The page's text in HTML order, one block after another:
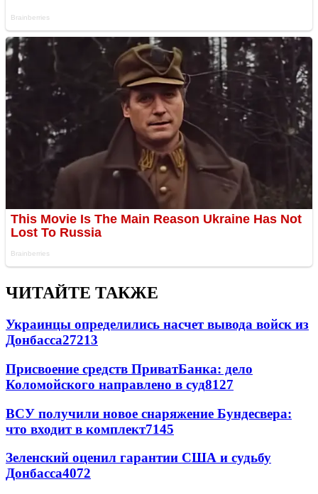
ЧИТАЙТЕ ТАКЖЕ
Украинцы определились насчет вывода войск из
Донбасса27213
Присвоение средств ПриватБанка: дело
Коломойского направлено в суд8127
ВСУ получили новое снаряжение Бундесвера:
что входит в комплект7145
Зеленский оценил гарантии США и судьбу
Донбасса4072